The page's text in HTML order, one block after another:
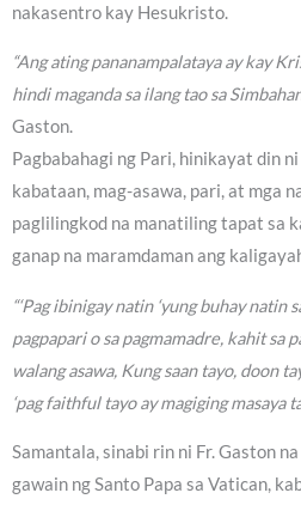
nakasentro kay Hesukristo.
“Ang ating pananampalataya ay kay
hindi maganda sa ilang tao sa
Gaston.
Pagbabahagi ng Pari, hinikayat din
kabataan, mag-asawa, pari, at mga
paglilingkod na manatiling tapat sa
ganap na maramdaman ang
“‘Pag ibinigay natin ‘yung buhay
pagpapari o sa pagmamadre, kahit sa
walang asawa, Kung saan tayo, doon
‘pag faithful tayo ay magiging masaya
Samantala, sinabi rin ni Fr. Gaston
gawain ng Santo Papa sa Vatican,